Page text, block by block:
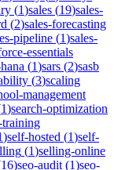
(1)sales (19)sales-
(2)sales-forecasting
pipeline (1)sales-
essentials
(1)sars (2)sasb
(3)scaling
management
1)search-optimization
training
)self-hosted (1)self-
(1)selling-online
16)seo-audit (1)seo-